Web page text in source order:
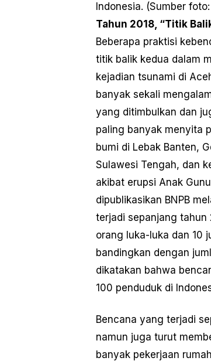
Indonesia. (Sumber
Tahun 2018, “Titik
Beberapa praktisi
titik balik kedua dalam
kejadian tsunami di
banyak sekali
yang ditimbulkan dan
paling banyak menyita
bumi di Lebak Banten,
Sulawesi Tengah, dan
akibat erupsi Anak
dipublikasikan BNPB
terjadi sepanjang tahun
orang luka-luka dan 10
bandingkan dengan
dikatakan bahwa
100 penduduk di
Bencana yang terjadi
namun juga turut
banyak pekerjaan